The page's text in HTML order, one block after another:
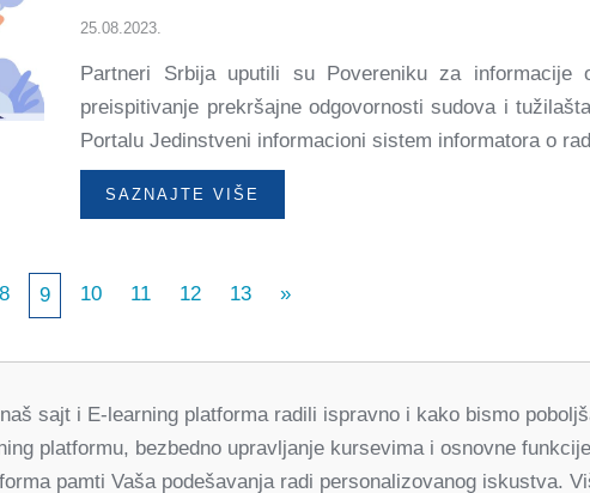
25.08.2023.
Partneri Srbija uputili su Povereniku za
preispitivanje prekršajne odgovornosti sudova i
Portalu Jedinstveni informacioni sistem informatora o
SAZNAJTE VIŠE
8 9 10 11 12 13 »
Partneri
za demokratske
sajt i E-learning platforma radili ispravno i kako bismo
platformu, bezbedno upravljanje kursevima i osnovne
pamti Vaša podešavanja radi personalizovanog iskustva.